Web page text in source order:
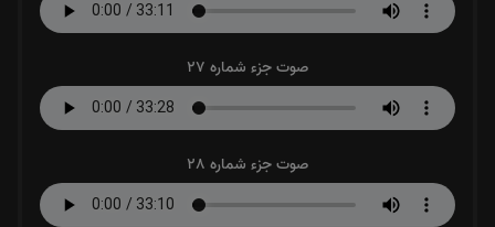
صوت جزء شماره 27
صوت جزء شماره 28